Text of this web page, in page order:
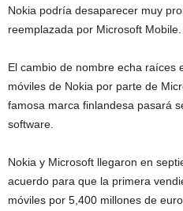
Nokia podría desaparecer muy
reemplazada por Microsoft Mobile.
El cambio de nombre echa raíces
móviles de Nokia por parte de
famosa marca finlandesa pasará
software.
Nokia y Microsoft llegaron en
acuerdo para que la primera
móviles por 5,400 millones de